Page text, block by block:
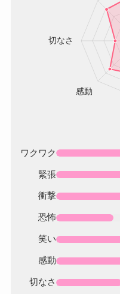
ワクワク
緊張
衝撃
恐怖
笑い
感動
切なさ